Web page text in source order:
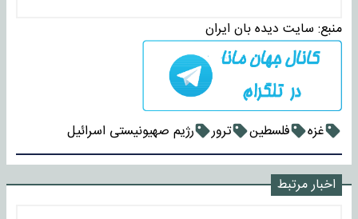
منبع: سایت دیده بان ایران
غزه فلسطین ترور رژیم صهیونیستی اسرائیل
اخبار مرتبط